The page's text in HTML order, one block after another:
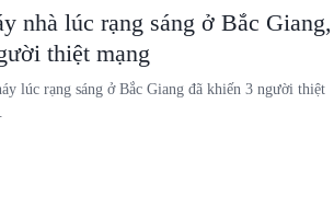
nhà lúc rạng sáng ở Bắc Giang,
thiệt mạng
lúc rạng sáng ở Bắc Giang đã khiến 3 người thiệt